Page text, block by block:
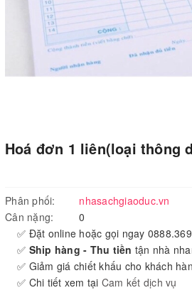
Hoá đơn 1 liên(loại thông
Phân phối:
nhasachgiaoduc.vn
Cân nặng:
0
✅ Đặt online hoặc gọi ngay
✅ Ship hàng - Thu tiền tận nhà
✅ Giảm giá chiết khấu cho khách
✅ Chi tiết xem tại Cam kết dịch vụ